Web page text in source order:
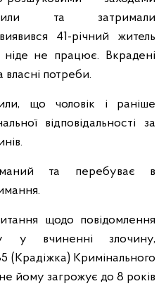
та затримали
41-річний житель
не працює. Вкрадені
власні потреби.
що чоловік і раніше
відповідальності за
та перебуває в
щодо повідомлення
у вчиненні злочину,
(Крадіжка) Кримінального
йому загрожує до 8 років